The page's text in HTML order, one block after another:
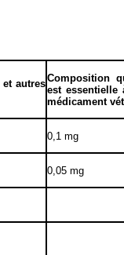
autresComposition
est essentielle
médicament
0,1 mg
0,05 mg